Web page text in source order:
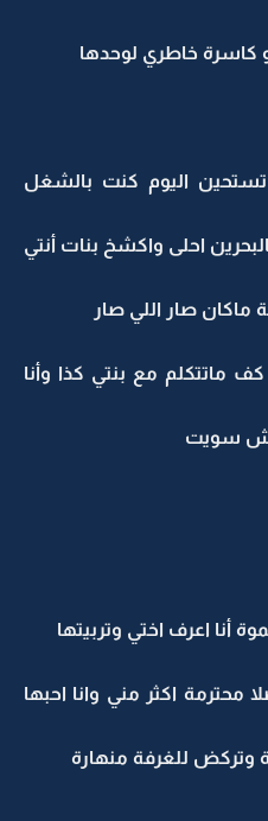
كاسرة خاطري لوحدها
اليوم كنت بالشغل
احلى واكشخ بنات أنتي
ماكان صار اللي صار
ماتتكلم مع بنتي كذا وأنا
سويت
أنا اعرف اختي وتربيتها
محترمة اكثر مني وانا احبها
وتركض للغرفة منهارة